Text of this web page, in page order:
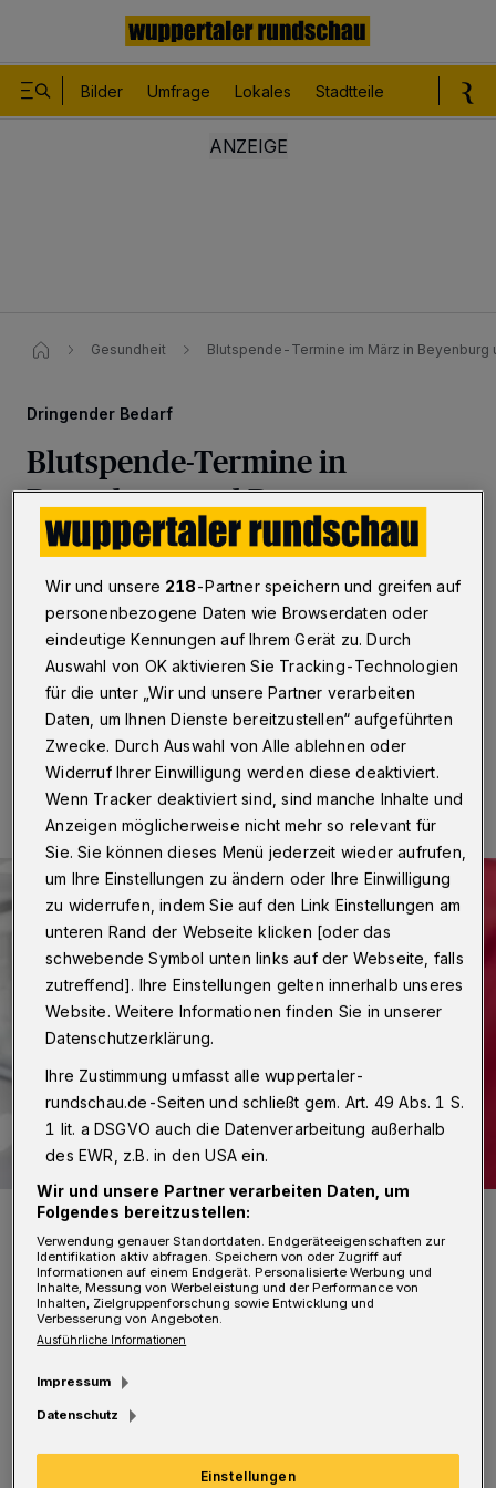
Bilder Umfrage Lokales Stadtteile
Gesundheit Blutspende-Termine im März in Beyenburg
Dringender Bedarf
Blutspende-Termine in
Beyenburg und Barmen
Wuppertal·Das Rote Kreuz ruft weiterhin dringend
dazu auf, Blut zu spenden. Möglichkeiten dazu gibt es
am 19. März 2024 von 16:30 bis 19:30 Uhr im Ev.
Gemeindezentrum (Steinhauser Straße 12) in
Beyenburg sowie am 26. März von 15 bis 19:30 Uhr
im Brauhaus (Kleine Flurstraße 5) im Barmen.
Momentan gibt es zu wenig Blutkonserven.
Foto: DRK-Blutspendedienst West
Auch wenn der Frühling sich langsam
bemerkbar macht und die Tage länger werden,
hinter den Erwartungen zurück. Es kamen und
Wir und unsere 218-Partner speichern und greifen auf
personenbezogene Daten wie Browserdaten oder
eindeutige Kennungen auf Ihrem Gerät zu. Durch
Auswahl von OK aktivieren Sie Tracking-Technologien
für die unter „Wir und unsere Partner verarbeiten
Daten, um Ihnen Dienste bereitzustellen“ aufgeführten
Zwecke. Durch Auswahl von Alle ablehnen oder
Widerruf Ihrer Einwilligung werden diese deaktiviert.
Wenn Tracker deaktiviert sind, sind manche Inhalte und
Anzeigen möglicherweise nicht mehr so relevant für
Sie. Sie können dieses Menü jederzeit wieder aufrufen,
um Ihre Einstellungen zu ändern oder Ihre Einwilligung
zu widerrufen, indem Sie auf den Link Einstellungen am
unteren Rand der Webseite klicken [oder das
schwebende Symbol unten links auf der Webseite, falls
zutreffend]. Ihre Einstellungen gelten innerhalb unseres
Website. Weitere Informationen finden Sie in unserer
Datenschutzerklärung.
Ihre Zustimmung umfasst alle wuppertaler-
rundschau.de-Seiten und schließt gem. Art. 49 Abs. 1 S.
1 lit. a DSGVO auch die Datenverarbeitung außerhalb
des EWR, z.B. in den USA ein.
Wir und unsere Partner verarbeiten Daten, um
Folgendes bereitzustellen:
Verwendung genauer Standortdaten. Endgeräteeigenschaften zur
Identifikation aktiv abfragen. Speichern von oder Zugriff auf
Informationen auf einem Endgerät. Personalisierte Werbung und
Inhalte, Messung von Werbeleistung und der Performance von
Inhalten, Zielgruppenforschung sowie Entwicklung und
Verbesserung von Angeboten.
Ausführliche Informationen
Impressum
Datenschutz
Einstellungen